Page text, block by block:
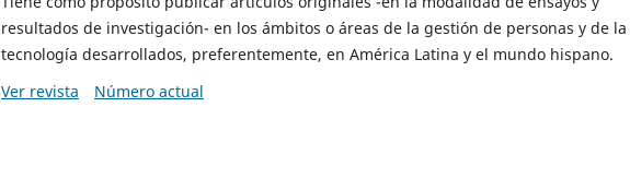
resultados de investigación- en los ámbitos o áreas de la gestión de personas y de la
tecnología desarrollados, preferentemente, en América Latina y el mundo hispano.
Ver revista
Número actual